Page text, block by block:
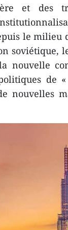
et des
le
soviétique,
nouvelle
de
nouvelles